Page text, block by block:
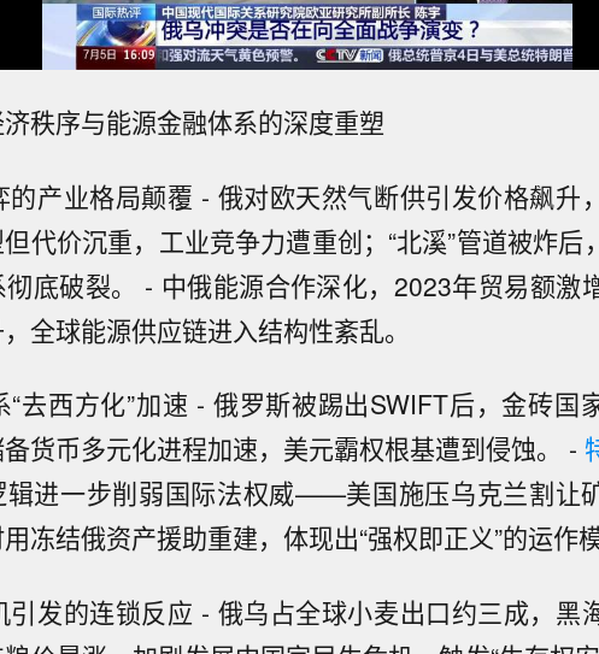
秩序与能源金融体系的深度重塑
的产业格局颠覆 - 俄对欧天然气断供引发价格飙升
代价沉重，工业竞争力遭重创；“北溪”管道被炸后
底破裂。 - 中俄能源合作深化，2023年贸易额激
全球能源供应链进入结构性紊乱。
“去西方化”加速 - 俄罗斯被踢出SWIFT后，金砖国
货币多元化进程加速，美元霸权根基遭到侵蚀。 -
辑进一步削弱国际法权威——美国施压乌克兰割让
冻结俄资产援助重建，体现出“强权即正义”的运作模
引发的连锁反应 - 俄乌占全球小麦出口约三成，黑